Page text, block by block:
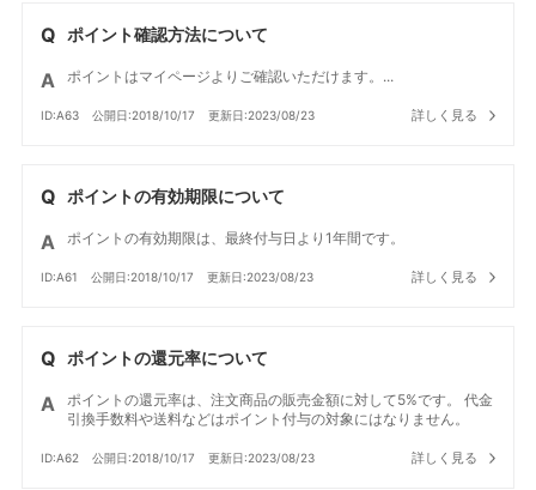
ポイント確認方法について
ポイントはマイページよりご確認いただけます。...
ID:A63 公開日:2018/10/17 更新日:2023/08/23 詳しく見る
ポイントの有効期限について
ポイントの有効期限は、最終付与日より1年間です。
ID:A61 公開日:2018/10/17 更新日:2023/08/23 詳しく見る
ポイントの還元率について
ポイントの還元率は、注文商品の販売金額に対して5%です。 代金
引換手数料や送料などはポイント付与の対象にはなりません。
ID:A62 公開日:2018/10/17 更新日:2023/08/23 詳しく見る